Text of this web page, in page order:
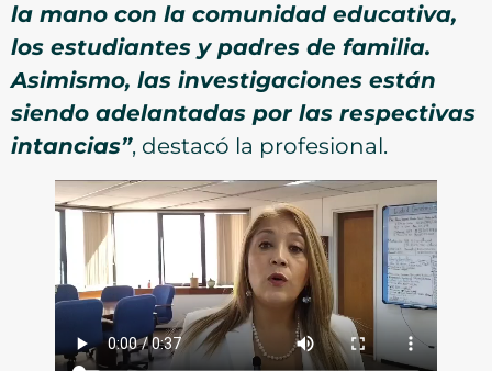
la mano con la comunidad educativa,
los estudiantes y padres de familia.
Asimismo, las investigaciones están
siendo adelantadas por las respectivas
intancias”, destacó la profesional.